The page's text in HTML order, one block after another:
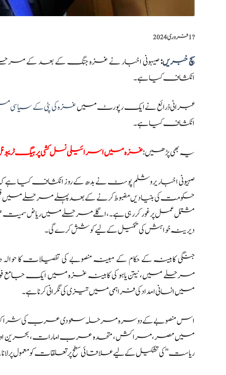
?️1 فروری 2024
سچ خبریں:صیہونی اخبار نے غزہ جنگ کے بعد کے مرحلے
انکشاف کیا ہے۔
عبرانی ذرائع نے ایک رپورٹ میںغزہ کی پٹی کے سیاسی
انکشاف کیا ہے۔
یہ بھی پڑھیں:غزہ میں اسرائیلی نسل کشی پر ہیگ ٹریبونل
صہیونی اخبار یروشلم پوسٹ نے بدھ کے روز انکشاف کیا
حکومت کی بنیادیں مضبوط کرنے کے بعد پہلے مرحلے میں
مشتمل عمل پر غور کر رہی ہے۔،اگلے مرحلے میں ریاض
دیرینہ خواہش کی تکمیل کے لیے کوشش کرے گی۔
جنگی کابینہ کے حکام کے مبینہ منصوبے کی تفصیلات کا
مرحلے میں، نیتن یاہو کی کابینہ غزہ میں ایک
میں انسانی امداد کی فراہمی میں تیزی کی نگرانی کرنا ہے۔
اس منصوبے کے دوسرہ مرحلہ سعودی عرب کی شراکت
میں مصر، مراکش، متحدہ عرب امارات، بحرین اور
ریاست” کی تشکیل کے لیے علاقائی سطح پر تعلقات کو معمول پر